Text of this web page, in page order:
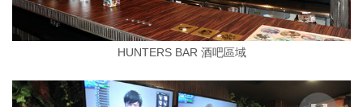
HUNTERS BAR 酒吧區域